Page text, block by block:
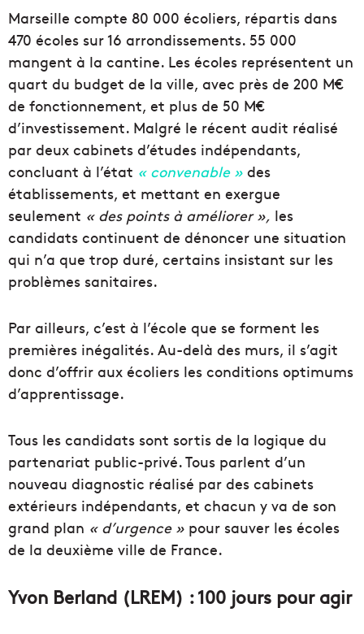
Marseille compte 80 000 écoliers, répartis dans
470 écoles sur 16 arrondissements. 55 000
mangent à la cantine. Les écoles représentent un
quart du budget de la ville, avec près de 200 M€
de fonctionnement, et plus de 50 M€
d’investissement. Malgré le récent audit réalisé
par deux cabinets d’études indépendants,
concluant à l’état « convenable » des
établissements, et mettant en exergue
seulement « des points à améliorer », les
candidats continuent de dénoncer une situation
qui n’a que trop duré, certains insistant sur les
problèmes sanitaires.
Par ailleurs, c’est à l’école que se forment les
premières inégalités. Au-delà des murs, il s’agit
donc d’offrir aux écoliers les conditions optimums
d’apprentissage.
Tous les candidats sont sortis de la logique du
partenariat public-privé.Tous parlent d’un
nouveau diagnostic réalisé par des cabinets
extérieurs indépendants, et chacun y va de son
grand plan « d’urgence » pour sauver les écoles
de la deuxième ville de France.
Yvon Berland (LREM) :100 jours pour agir